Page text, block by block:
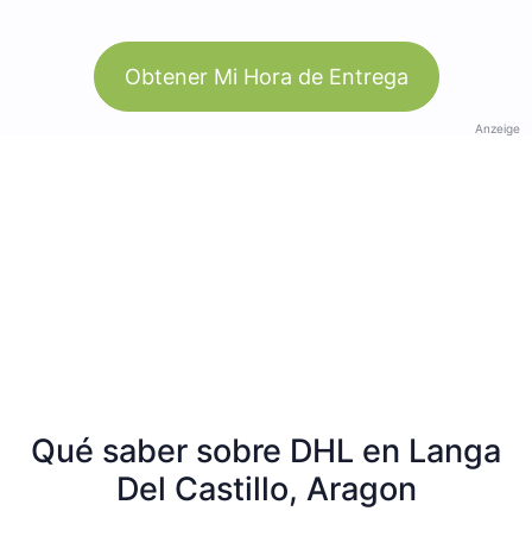
Obtener Mi Hora de Entrega
Anzeige
Qué saber sobre DHL en Langa
Del Castillo, Aragon